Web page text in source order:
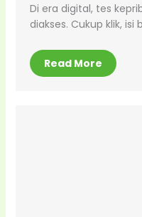
Di era digital, tes
diakses. Cukup klik,
Read More